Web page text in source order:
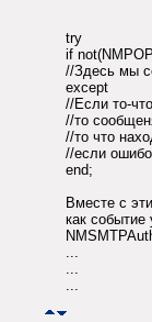
try
if
//Здесь мы
except
//Если то-
//то
//то что
//если
end;
Вместе с
как событие
...
...
...